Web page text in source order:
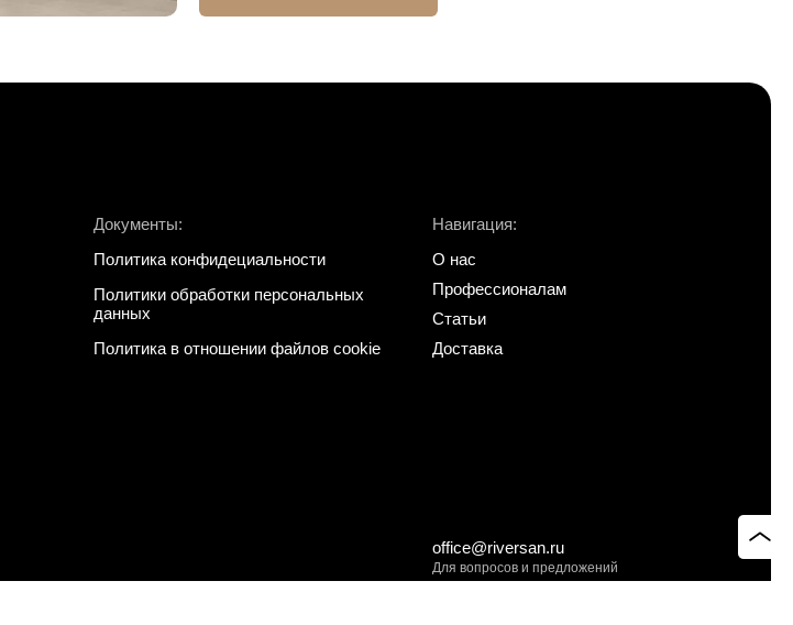
Документы:
Политика конфидециальности
Политики обработки персональных
данных
Политика в отношении файлов cookie
Навигация:
О нас
Профессионалам
Статьи
Доставка
office@riversan.ru
Для вопросов и предложений